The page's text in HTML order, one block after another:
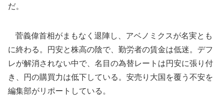
だ。
菅義偉首相がまもなく退陣し、アベノミクスが名実とも
に終わる。円安と株高の陰で、勤労者の賃金は低迷。デフ
レが解消されない中で、名目の為替レートは円安に張り付
き、円の購買力は低下している。安売り大国を覆う不安を
編集部がリポートしている。